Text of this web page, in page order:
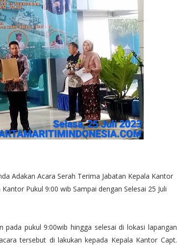
Adakan Acara Serah Terima Jabatan Kepala Kantor
Pukul 9:00 wib Sampai dengan Selesai 25 Juli
pukul 9:00wib hingga selesai di lokasi lapangan
tersebut di lakukan kepada Kepala Kantor Capt.